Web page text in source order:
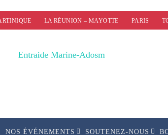
LA RÉUNION – MAYOTTE PARIS
NOS ÉVÉNEMENTS SOUTENEZ-NOUS